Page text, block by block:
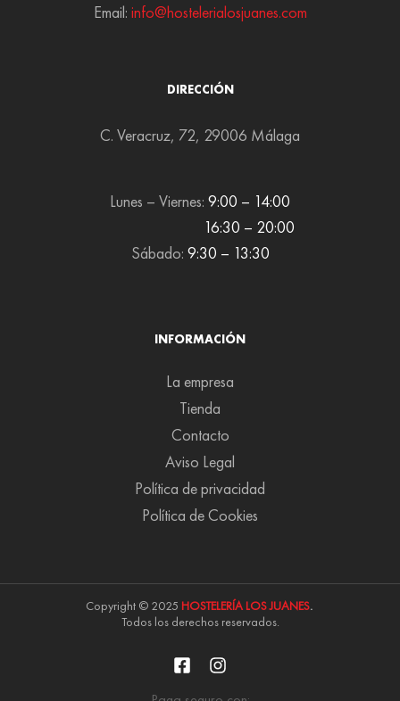
Email: info@hostelerialosjuanes.com
DIRECCIÓN
C. Veracruz, 72, 29006 Málaga
Lunes – Viernes: 9:00 – 14:00
16:30 – 20:00
Sábado: 9:30 – 13:30
INFORMACIÓN
La empresa
Tienda
Contacto
Aviso Legal
Política de privacidad
Política de Cookies
Copyright © 2025 HOSTELERÍA LOS JUANES.
Todos los derechos reservados.